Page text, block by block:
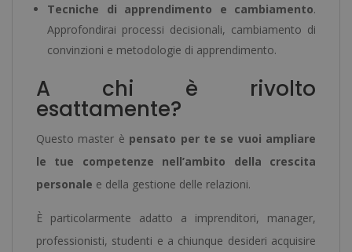
Tecniche di apprendimento e cambiamento.
Approfondirai processi decisionali, cambiamento di
convinzioni e metodologie di apprendimento.
A chi è rivolto
esattamente?
Questo master è pensato per te se vuoi ampliare
le tue competenze nell’ambito della crescita
personale e della gestione delle relazioni.
È particolarmente adatto a imprenditori, manager,
professionisti, studenti e a chiunque desideri acquisire